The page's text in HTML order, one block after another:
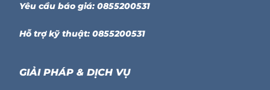
Yêu cầu báo giá: 0855200531
Hỗ trợ kỹ thuật: 0855200531
GIẢI PHÁP & DỊCH VỤ